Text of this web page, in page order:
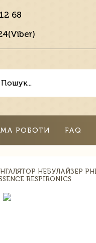
68
РОБОТИ FAQ